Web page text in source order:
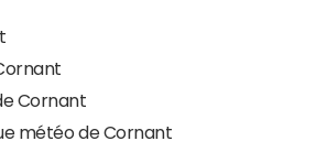
Cornant
météo de Cornant